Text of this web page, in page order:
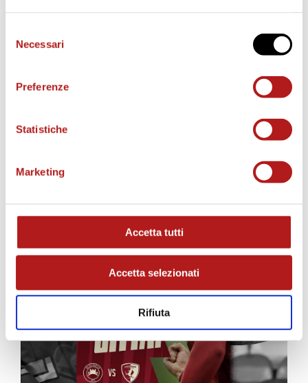
delNecessari
Preferenze
Statistiche
Marketing
Accetta tutti
Accetta selezionati
Rifiuta